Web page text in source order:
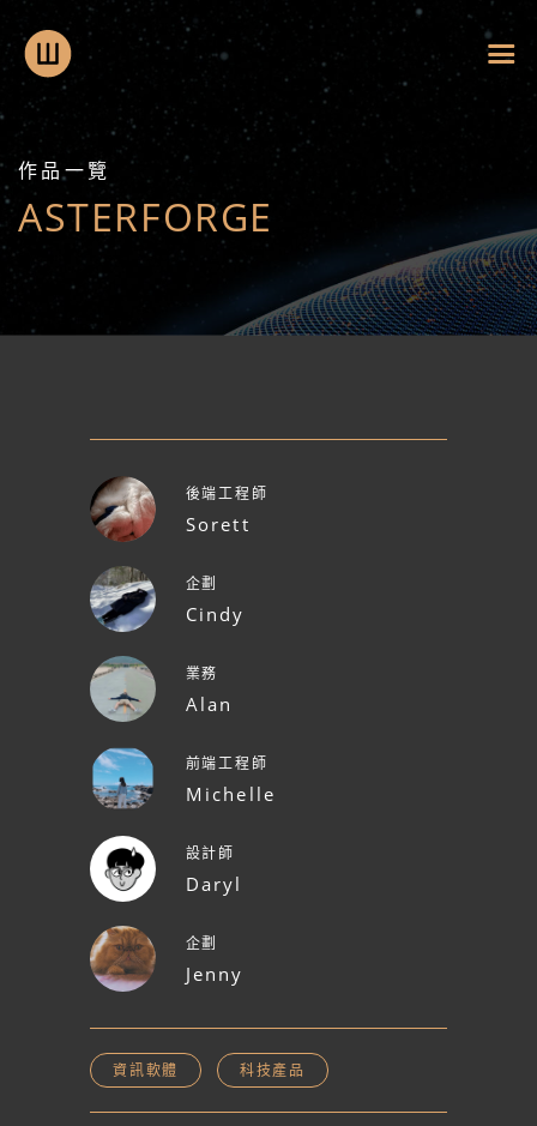
作品一覽
ASTERFORGE
後端工程師
Sorett
企劃
Cindy
業務
Alan
前端工程師
Michelle
設計師
Daryl
企劃
Jenny
資訊軟體 科技產品